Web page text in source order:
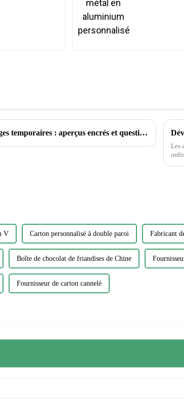
Explorer le monde des tatouages ​​temporaires : aperçus encrés et questions courantes
Les
V Carton personnalisé à double paroi Fabricant
Boîte de chocolat de friandises de Chine
Fournisseur de carton cannelé